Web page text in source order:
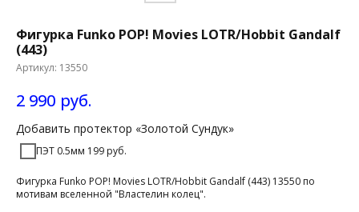
Фигурка Funko POP! Movies LOTR/Hobbit Gandalf
(443)
Артикул: 13550
2 990 руб.
Добавить протектор «Золотой Сундук»
ПЭТ 0.5мм 199 руб.
Фигурка Funko POP! Movies LOTR/Hobbit Gandalf (443) 13550 по
мотивам вселенной "Властелин колец".